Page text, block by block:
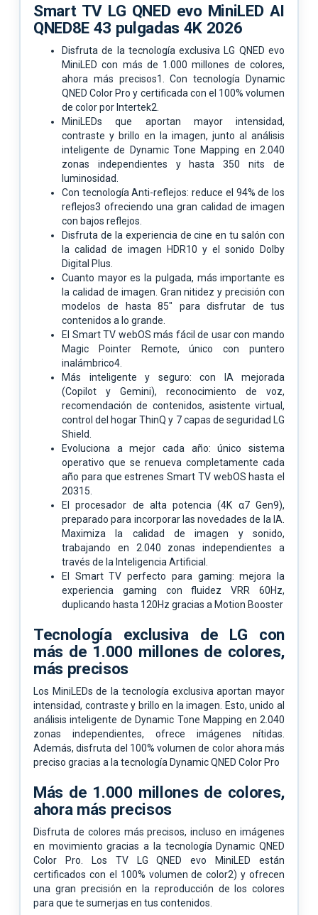
Smart TV LG QNED evo MiniLED AI
QNED8E 43 pulgadas 4K 2026
Disfruta de la tecnología exclusiva LG QNED evo
MiniLED con más de 1.000 millones de colores,
ahora más precisos1. Con tecnología Dynamic
QNED Color Pro y certificada con el 100% volumen
de color por Intertek2.
MiniLEDs que aportan mayor intensidad,
contraste y brillo en la imagen, junto al análisis
inteligente de Dynamic Tone Mapping en 2.040
zonas independientes y hasta 350 nits de
luminosidad.
Con tecnología Anti-reflejos: reduce el 94% de los
reflejos3 ofreciendo una gran calidad de imagen
con bajos reflejos.
Disfruta de la experiencia de cine en tu salón con
la calidad de imagen HDR10 y el sonido Dolby
Digital Plus.
Cuanto mayor es la pulgada, más importante es
la calidad de imagen. Gran nitidez y precisión con
modelos de hasta 85" para disfrutar de tus
contenidos a lo grande.
El Smart TV webOS más fácil de usar con mando
Magic Pointer Remote, único con puntero
inalámbrico4.
Más inteligente y seguro: con IA mejorada
(Copilot y Gemini), reconocimiento de voz,
recomendación de contenidos, asistente virtual,
control del hogar ThinQ y 7 capas de seguridad LG
Shield.
Evoluciona a mejor cada año: único sistema
operativo que se renueva completamente cada
año para que estrenes Smart TV webOS hasta el
20315.
El procesador de alta potencia (4K α7 Gen9),
preparado para incorporar las novedades de la IA.
Maximiza la calidad de imagen y sonido,
trabajando en 2.040 zonas independientes a
través de la Inteligencia Artificial.
El Smart TV perfecto para gaming: mejora la
experiencia gaming con fluidez VRR 60Hz,
duplicando hasta 120Hz gracias a Motion Booster
Tecnología exclusiva de LG con
más de 1.000 millones de colores,
más precisos
Los MiniLEDs de la tecnología exclusiva aportan mayor
intensidad, contraste y brillo en la imagen. Esto, unido al
análisis inteligente de Dynamic Tone Mapping en 2.040
zonas independientes, ofrece imágenes nítidas.
Además, disfruta del 100% volumen de color ahora más
preciso gracias a la tecnología Dynamic QNED Color Pro
Más de 1.000 millones de colores,
ahora más precisos
Disfruta de colores más precisos, incluso en imágenes
en movimiento gracias a la tecnología Dynamic QNED
Color Pro. Los TV LG QNED evo MiniLED están
certificados con el 100% volumen de color2) y ofrecen
una gran precisión en la reproducción de los colores
para que te sumerjas en tus contenidos.